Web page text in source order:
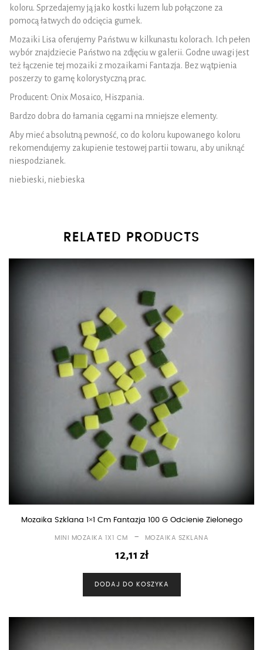
koloru. Sprzedajemy ją jako kostki luzem lub połączone za
pomocą łatwych do odcięcia gumek.
Mozaiki Lisa oferujemy Państwu w kilkunastu kolorach. Ich pełen
wybór znajdziecie Państwo na zdjęciu w galerii. Godne uwagi jest
też łączenie tej mozaiki z mozaikami Fantazja. Bez wątpienia
poszerzy to gamę kolorystyczną prac.
Producent: Onix Mosaico, Hiszpania.
Bardzo dobra do łamania cęgami na mniejsze elementy.
Aby mieć absolutną pewność, co do koloru kupowanego koloru
rekomendujemy zakupienie testowej partii towaru, aby uniknąć
niespodzianek.
niebieski, niebieska
RELATED PRODUCTS
Mozaika Szklana 1×1 Cm Fantazja 100 G Odcienie Zielonego
MINI MOZAIKA 1X1 CM - MOZAIKA SZKLANA
12,11 zł
DODAJ DO KOSZYKA